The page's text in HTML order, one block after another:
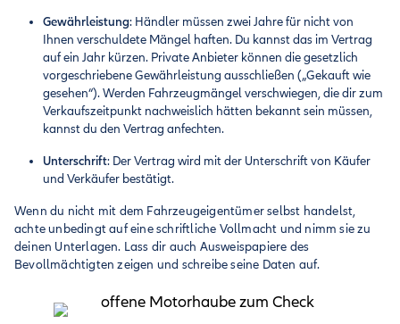
Gewährleistung: Händler müssen zwei Jahre für nicht von
Ihnen verschuldete Mängel haften. Du kannst das im Vertrag
auf ein Jahr kürzen. Private Anbieter können die gesetzlich
vorgeschriebene Gewährleistung ausschließen („Gekauft wie
gesehen“). Werden Fahrzeugmängel verschwiegen, die dir zum
Verkaufszeitpunkt nachweislich hätten bekannt sein müssen,
kannst du den Vertrag anfechten.
Unterschrift: Der Vertrag wird mit der Unterschrift von Käufer
und Verkäufer bestätigt.
Wenn du nicht mit dem Fahrzeugeigentümer selbst handelst,
achte unbedingt auf eine schriftliche Vollmacht und nimm sie zu
deinen Unterlagen. Lass dir auch Ausweispapiere des
Bevollmächtigten zeigen und schreibe seine Daten auf.